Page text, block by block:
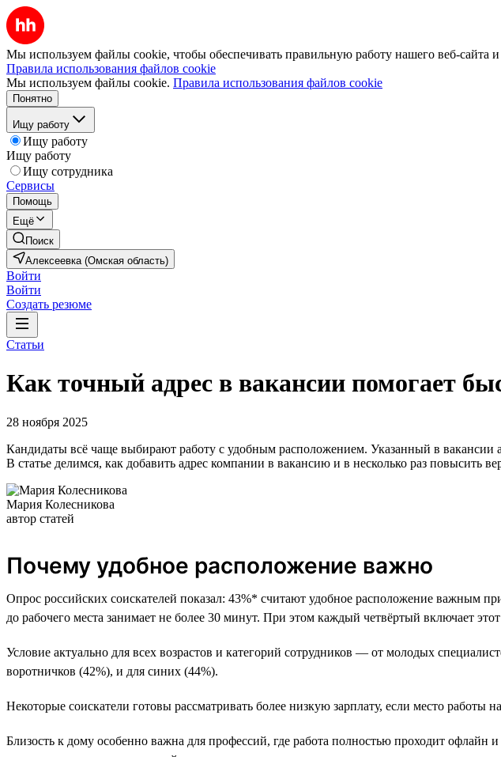
Мы используем файлы cookie, чтобы обеспечивать правильную работу нашего веб-сайта и
Правила использования файлов cookie
Мы используем файлы cookie. Правила использования файлов cookie
Понятно
Ищу работу
Ищу работу
Ищу работу
Ищу сотрудника
Сервисы
Помощь
Ещё
Поиск
Алексеевка (Омская область)
Войти
Войти
Создать резюме
Статьи
Как точный адрес в вакансии помогает
28 ноября 2025
Кандидаты всё чаще выбирают работу с удобным расположением. Указанный в вакансии
В статье делимся, как добавить адрес компании в вакансию и в несколько раз повысить
Мария Колесникова
автор статей
Почему удобное расположение важно
Опрос российских соискателей показал: 43%* считают удобное расположение важным
до рабочего места занимает не более 30 минут. При этом каждый четвёртый включает
Условие актуально для всех возрастов и категорий сотрудников — от молодых
воротничков (42%), и для синих (44%).
Некоторые соискатели готовы рассматривать более низкую зарплату, если место
Близость к дому особенно важна для профессий, где работа полностью проходит офлайн